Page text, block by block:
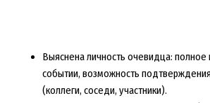
Выяснена личность очевидца: полное
событии, возможность подтверждения
(коллеги, соседи, участники).